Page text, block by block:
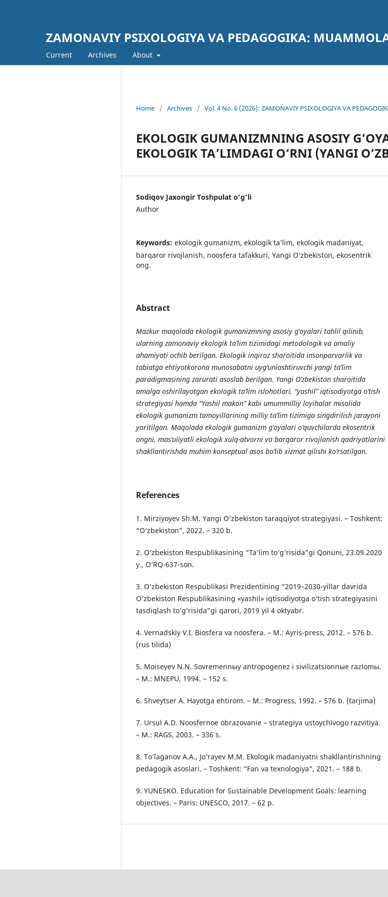
ZAMONAVIY PSIXOLOGIYA VA PEDAGOGIKA:
Current Archives About
Home / Archives / Vol. 4 No. 6 (2026): ZAMONAVIY PSIXOLOGIYA VA
EKOLOGIK GUMANIZMNING ASOSIY
EKOLOGIK TA’LIMDAGI O‘RNI (YANGI
Sodiqov Jaxongir Toshpulat o’g’li
Author
Keywords: ekologik gumanizm, ekologik ta’lim, ekologik madaniyat,
barqaror rivojlanish, noosfera tafakkuri, Yangi O‘zbekiston, ekosentrik
ong.
Abstract
Mazkur maqolada ekologik gumanizmning asosiy g‘oyalari tahlil qilinib,
ularning zamonaviy ekologik ta’lim tizimidagi metodologik va amaliy
ahamiyati ochib berilgan. Ekologik inqiroz sharoitida insonparvarlik va
tabiatga ehtiyotkorona munosabatni uyg‘unlashtiruvchi yangi ta’lim
paradigmasining zarurati asoslab berilgan. Yangi O‘zbekiston sharoitida
amalga oshirilayotgan ekologik ta’lim islohotlari, “yashil” iqtisodiyotga o‘tish
strategiyasi hamda “Yashil makon” kabi umummilliy loyihalar misolida
ekologik gumanizm tamoyillarining milliy ta’lim tizimiga singdirilish jarayoni
yoritilgan. Maqolada ekologik gumanizm g‘oyalari o‘quvchilarda ekosentrik
ongni, mas’uliyatli ekologik xulq-atvorni va barqaror rivojlanish qadriyatlarini
shakllantirishda muhim konseptual asos bo‘lib xizmat qilishi ko‘rsatilgan.
References
1. Mirziyoyev Sh.M. Yangi O‘zbekiston taraqqiyot strategiyasi. – Toshkent:
“O‘zbekiston”, 2022. – 320 b.
2. O‘zbekiston Respublikasining “Ta’lim to‘g‘risida”gi Qonuni, 23.09.2020
y., O‘RQ-637-son.
3. O‘zbekiston Respublikasi Prezidentining “2019–2030-yillar davrida
O‘zbekiston Respublikasining «yashil» iqtisodiyotga o‘tish strategiyasini
tasdiqlash to‘g‘risida”gi qarori, 2019 yil 4 oktyabr.
4. Vernadskiy V.I. Biosfera va noosfera. – M.: Ayris-press, 2012. – 576 b.
(rus tilida)
5. Moiseyev N.N. Sovremennыy antropogenez i sivilizatsionnыe razlomы.
– M.: MNEPU, 1994. – 152 s.
6. Shveytser A. Hayotga ehtirom. – M.: Progress, 1992. – 576 b. (tarjima)
7. Ursul A.D. Noosfernoe obrazovanie – strategiya ustoychivogo razvitiya.
– M.: RAGS, 2003. – 336 s.
8. To‘laganov A.A., Jo‘rayev M.M. Ekologik madaniyatni shakllantirishning
pedagogik asoslari. – Toshkent: “Fan va texnologiya”, 2021. – 188 b.
9. YUNESKO. Education for Sustainable Development Goals: learning
objectives. – Paris: UNESCO, 2017. – 62 p.